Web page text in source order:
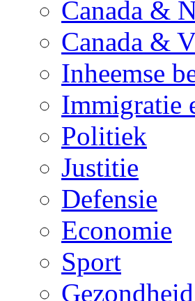
Canada &
Canada &
Inheemse
Immigratie
Politiek
Justitie
Defensie
Economie
Sport
Gezondheid